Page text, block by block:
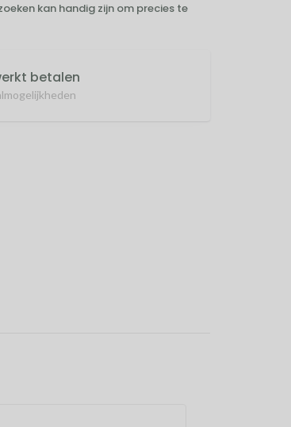
kan handig zijn om precies te
betalen